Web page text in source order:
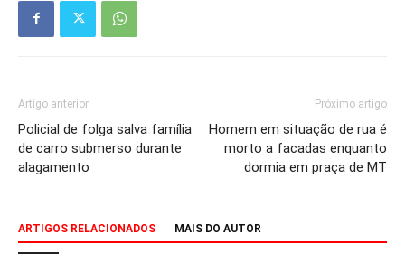
Artigo anterior
Policial de folga salva família
de carro submerso durante
alagamento
Próximo artigo
Homem em situação de rua é
morto a facadas enquanto
dormia em praça de MT
ARTIGOS RELACIONADOS MAIS DO AUTOR